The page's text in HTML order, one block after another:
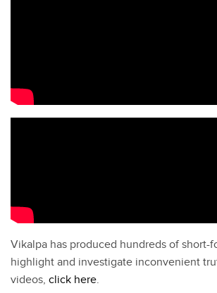
Vikalpa has produced hundreds of short-
highlight and investigate inconvenient
videos, click here.